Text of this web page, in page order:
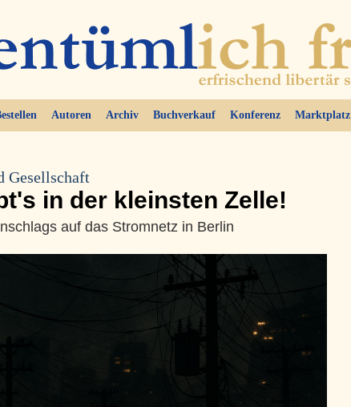
Autoren Archiv Buchverkauf Konferenz Marktplatz
Gesellschaft
in der kleinsten Zelle!
auf das Stromnetz in Berlin